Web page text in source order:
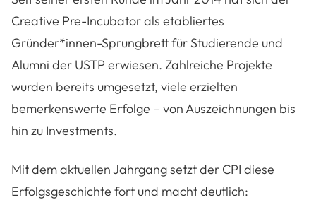
Creative Pre-Incubator als etabliertes
Gründer*innen-Sprungbrett für Studierende und
Alumni der USTP erwiesen. Zahlreiche Projekte
wurden bereits umgesetzt, viele erzielten
bemerkenswerte Erfolge – von Auszeichnungen bis
hin zu Investments.
Mit dem aktuellen Jahrgang setzt der CPI diese
Erfolgsgeschichte fort und macht deutlich: